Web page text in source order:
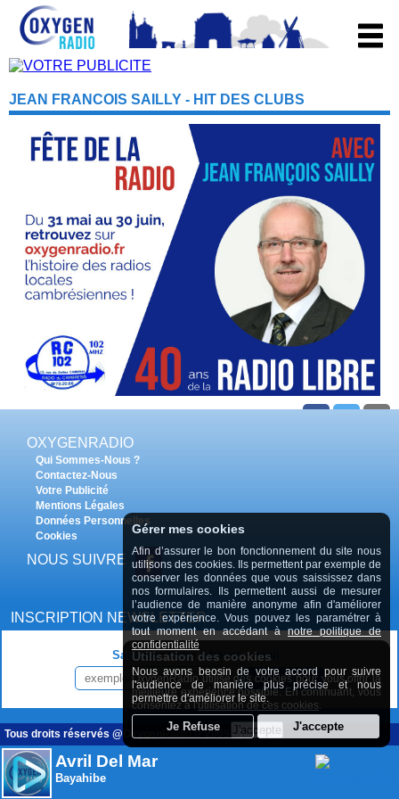
JEAN FRANCOIS SAILLY - HIT DES CLUBS
RETROUVER TOUS LES PODCASTS HISTOIRE RADIOS
LIBRES
Avril Del Mar
Bayahibe
OXYGENRADIO
Qui Sommes-Nous ?
Contactez-Nous
Votre Publicité
Mentions Légales
Données Personnelles
Cookies
NOUS SUIVRE
INSCRIPTION NEWSLETTER
Saisissez votre adresse e-mail :
INSCRIPTION
Tous droits réservés @OxygenRadio.fr 2009 - 2020
Utilisation des cookies
OxygenRadio utilise des cookies pour vous offrir la
meilleure expérience possible. En continuant, vous
consentez à l'utilisation de ces cookies.
Gérer mes cookies
Afin d’assurer le bon fonctionnement du site nous
utilisons des cookies. Ils permettent par exemple de
conserver les données que vous saississez dans
nos formulaires. Ils permettent aussi de mesurer
l’audience de manière anonyme afin d'améliorer
votre expérience. Vous pouvez les paramétrer à
tout moment en accédant ànotre politique de
confidentialité
Nous avons beosin de votre accord pour suivre
l'audience de manière plus précise et nous
permettre d'améliorer le site.